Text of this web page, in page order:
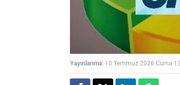
Yayınlanma: 10 Temmuz 2026 Cuma